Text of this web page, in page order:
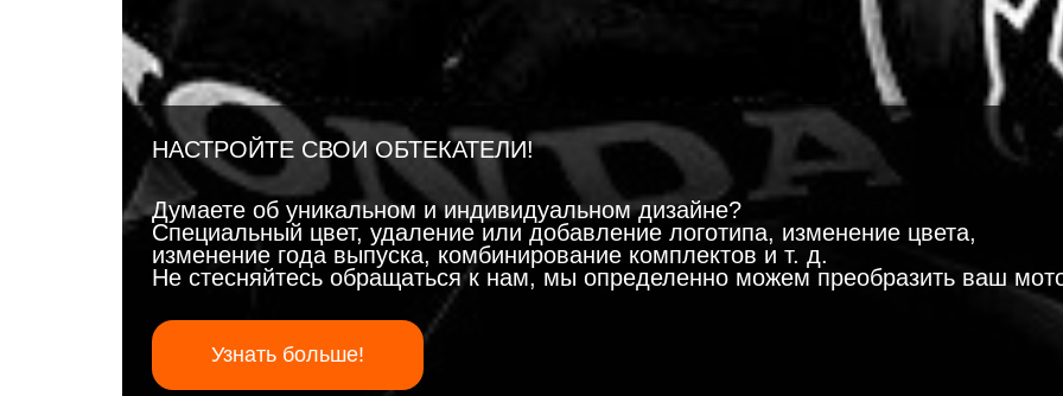
НАСТРОЙТЕ СВОИ ОБТЕКАТЕЛИ!
Думаете об уникальном и индивидуальном дизайне?
Специальный цвет, удаление или добавление логотипа, изменение цвета,
изменение года выпуска, комбинирование комплектов и т. д.
Не стесняйтесь обращаться к нам, мы определенно можем преобразить ваш
Узнать больше!